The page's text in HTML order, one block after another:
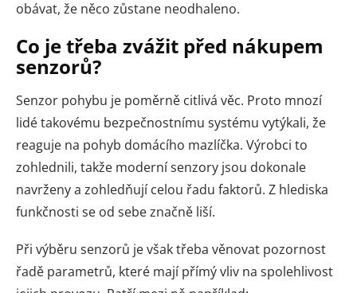
obávat, že něco zůstane neodhaleno.
Co je třeba zvážit před nákupem
senzorů?
Senzor pohybu je poměrně citlivá věc. Proto mnozí
lidé takovému bezpečnostnímu systému vytýkali, že
reaguje na pohyb domácího mazlíčka. Výrobci to
zohlednili, takže moderní senzory jsou dokonale
navrženy a zohledňují celou řadu faktorů. Z hlediska
funkčnosti se od sebe značně liší.
Při výběru senzorů je však třeba věnovat pozornost
řadě parametrů, které mají přímý vliv na spolehlivost